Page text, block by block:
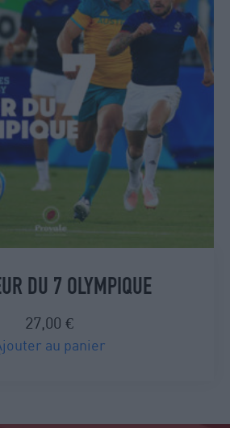
DU 7 OLYMPIQUE
27,00 €
au panier